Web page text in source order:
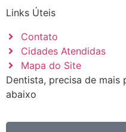
Links Úteis
Contato
Cidades Atendidas
Mapa do Site
Dentista, precisa de mais
abaixo